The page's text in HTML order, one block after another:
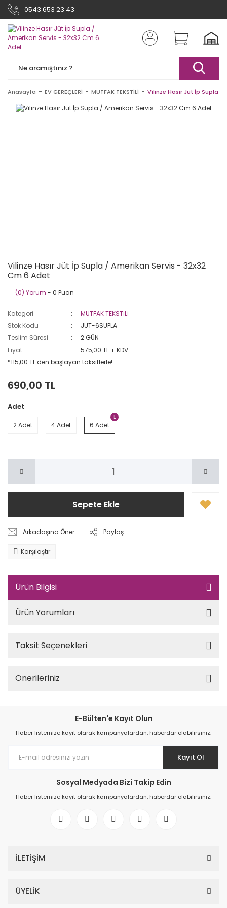
0543 653 23 43
Anasayfa EV GEREÇLERİ MUTFAK TEKSTİLİ Vilinze Hasır Jüt İp Supla /
Vilinze Hasır Jüt İp Supla / Amerikan Servis - 32x32
Cm 6 Adet
(0) Yorum - 0 Puan
Kategori
MUTFAK TEKSTİLİ
Stok Kodu
JUT-6SUPLA
Teslim Süresi
2 GÜN
Fiyat
575,00 TL + KDV
*115,00 TL den başlayan taksitlerle!
690,00 TL
Adet
2 Adet 4 Adet 6 Adet
Sepete Ekle
Arkadaşına Öner Paylaş
Karşılaştır
Ürün Bilgisi
Ürün Yorumları
Taksit Seçenekleri
Önerileriniz
E-Bülten'e Kayıt Olun
Haber listemize kayıt olarak kampanyalardan, haberdar olabilirsiniz.
Kayıt Ol
Sosyal Medyada Bizi Takip Edin
Haber listemize kayıt olarak kampanyalardan, haberdar olabilirsiniz.
İLETİŞİM
ÜYELİK